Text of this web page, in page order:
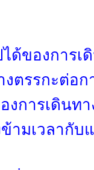
ด้ของการเ
ตรรกะต่อก
งการเดินทา
ข้ามเวลากั